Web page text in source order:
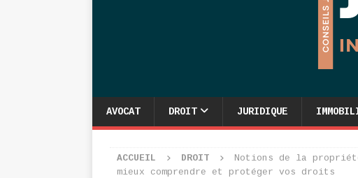
AVOCAT DROIT JURIDIQUE
ACCUEIL DROIT
Notions de la
mieux comprendre et protéger vos droits